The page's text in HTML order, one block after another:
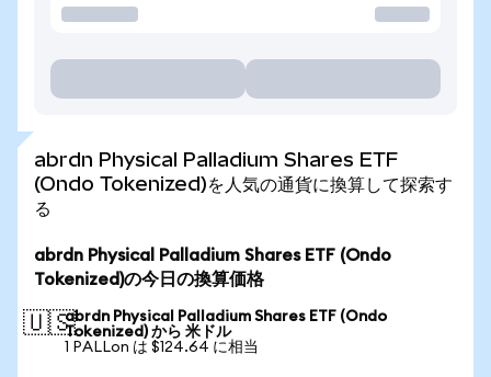
abrdn Physical Palladium Shares ETF
(Ondo Tokenized)を人気の通貨に換算して探索す
る
abrdn Physical Palladium Shares ETF (Ondo
Tokenized)の今日の換算価格
🇺🇸abrdn Physical Palladium Shares ETF (Ondo
Tokenized) から 米ドル
1 PALLon は $124.64 に相当